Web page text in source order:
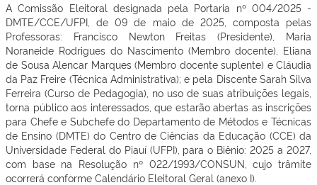
A Comissão Eleitoral designada pela Portaria nº 004/2025 -
DMTE/CCE/UFPI, de 09 de maio de 2025, composta pelas
Professoras: Francisco Newton Freitas (Presidente), Maria
Noraneide Rodrigues do Nascimento (Membro docente), Eliana
de Sousa Alencar Marques (Membro docente suplente) e Cláudia
da Paz Freire (Técnica Administrativa); e pela Discente Sarah Silva
Ferreira (Curso de Pedagogia), no uso de suas atribuições legais,
torna público aos interessados, que estarão abertas as inscrições
para Chefe e Subchefe do Departamento de Métodos e Técnicas
de Ensino (DMTE) do Centro de Ciências da Educação (CCE) da
Universidade Federal do Piauí (UFPI), para o Biênio: 2025 a 2027,
com base na Resolução nº 022/1993/CONSUN, cujo trâmite
ocorrerá conforme Calendário Eleitoral Geral (anexo I).